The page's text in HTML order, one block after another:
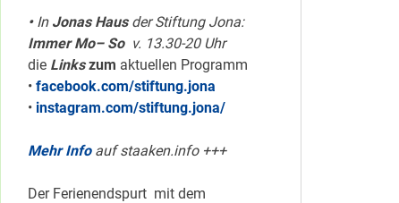
•InJonas Hausder Stiftung Jona:
Immer Mo– So v. 13.30-20 Uhr
die Linkszum aktuellen Programm
• facebook.com/stiftung.jona
• instagram.com/stiftung.jona/
Mehr Infoauf staaken.info +++
Der Ferienendspurt mit dem